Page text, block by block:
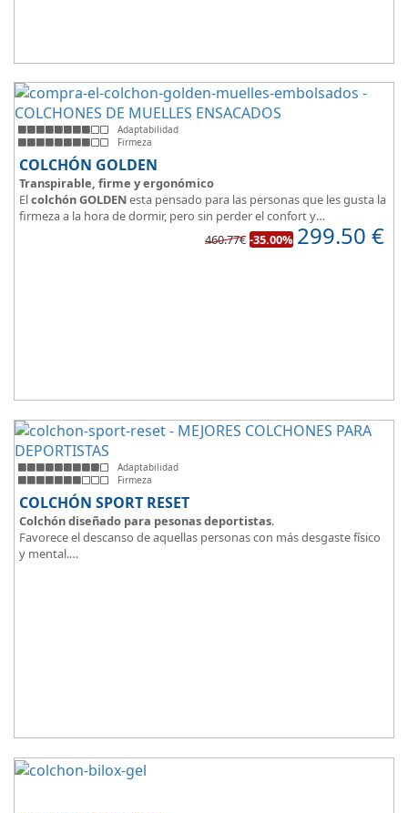
Adaptabilidad
Firmeza
COLCHÓN GOLDEN
Transpirable, firme y ergonómico
Elcolchón GOLDENesta pensado para las personas que les gusta la
firmeza a la hora de dormir, pero sin perder el confort y
adaptabilidad que nos ofrece la viscoelástica.
Su excelente diseño, suave tejido e independencia de lechos,
460.77€ -35.00% 299.50 €
Adaptabilidad
Firmeza
COLCHÓN SPORT RESET
Colchón diseñado para pesonas deportistas.
Favorece el descanso de aquellas personas con más desgaste físico
y mental.